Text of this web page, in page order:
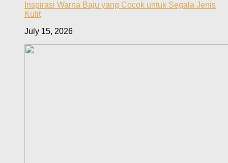
Inspirasi Warna Baju yang Cocok untuk Segala Jenis
Kulit
July 15, 2026